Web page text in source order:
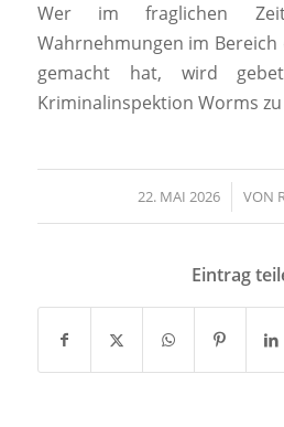
Wer im fraglichen
Wahrnehmungen im
gemacht hat, wird
Kriminalinspektion Worms
22. MAI 2026
/ VON
Eintrag